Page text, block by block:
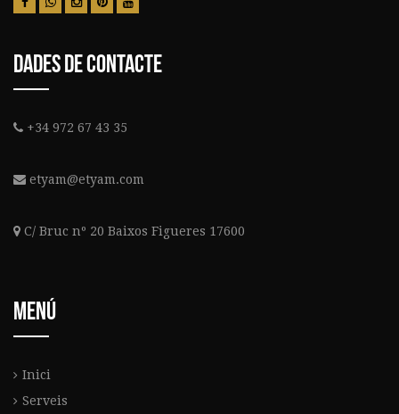
Dades de contacte
+34 972 67 43 35
etyam@etyam.com
C/ Bruc nº 20 Baixos Figueres 17600
Menú
Inici
Serveis